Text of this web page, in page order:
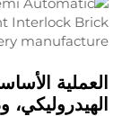
العملية
الهيدروليكي،